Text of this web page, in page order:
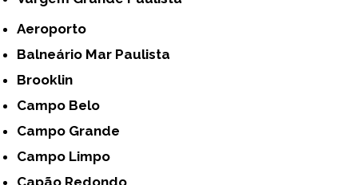
Aeroporto
Balneário Mar Paulista
Brooklin
Campo Belo
Campo Grande
Campo Limpo
Capão Redondo